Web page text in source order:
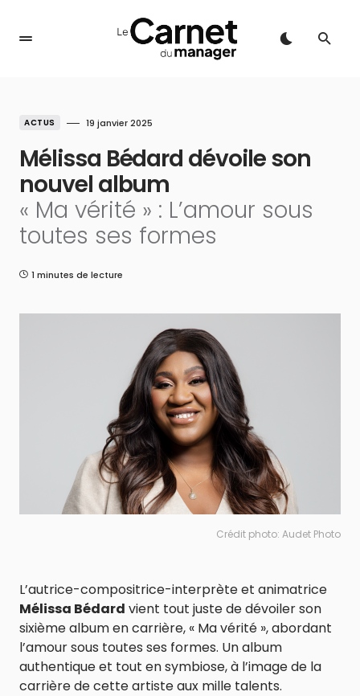
ACTUS 19 janvier 2025
Mélissa Bédard dévoile son
nouvel album
« Ma vérité » : L’amour sous
toutes ses formes
1 minutes de lecture
Crédit photo: Audet Photo
L’autrice-compositrice-interprète et animatrice
Mélissa Bédard vient tout juste de dévoiler son
sixième album en carrière, « Ma vérité », abordant
l’amour sous toutes ses formes. Un album
authentique et tout en symbiose, à l’image de la
carrière de cette artiste aux mille talents.